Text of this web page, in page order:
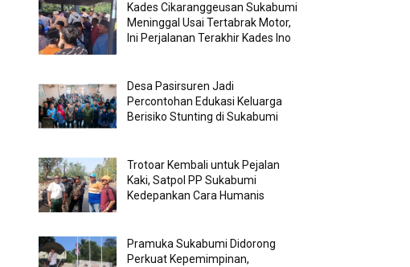
Kades Cikaranggeusan Sukabumi
Meninggal Usai Tertabrak Motor,
Ini Perjalanan Terakhir Kades Ino
Desa Pasirsuren Jadi
Percontohan Edukasi Keluarga
Berisiko Stunting di Sukabumi
Trotoar Kembali untuk Pejalan
Kaki, Satpol PP Sukabumi
Kedepankan Cara Humanis
Pramuka Sukabumi Didorong
Perkuat Kepemimpinan,